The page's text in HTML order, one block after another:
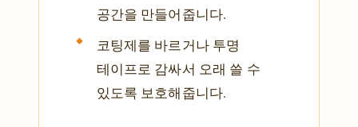
공간을 만들어줍니다.
코팅제를 바르거나 투명
테이프로 감싸서 오래 쓸 수
있도록 보호해줍니다.